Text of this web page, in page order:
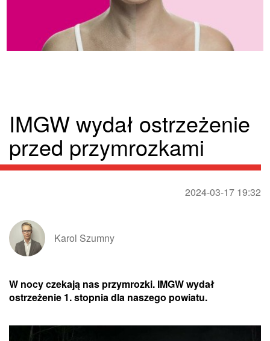
IMGW wydał ostrzeżenie
przed przymrozkami
2024-03-17 19:32
Karol Szumny
W nocy czekają nas przymrozki. IMGW wydał
ostrzeżenie 1. stopnia dla naszego powiatu.